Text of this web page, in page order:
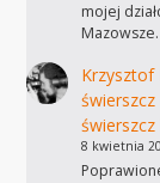
mojej
Krzysztof
8 kwietnia